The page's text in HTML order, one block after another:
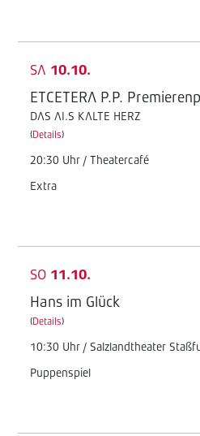
SA 10.10.
ETCETERA P.P.
DAS AI.S KALTE HERZ
(Details)
20:30 Uhr / Theatercafé
Extra
SO 11.10.
Hans im Glück
(Details)
10:30 Uhr / Salzlandtheater
Puppenspiel